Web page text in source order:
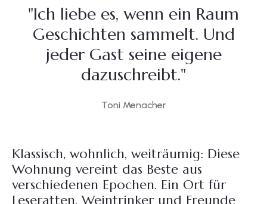
"Ich liebe es, wenn ein Raum
Geschichten sammelt. Und
jeder Gast seine eigene
dazuschreibt."
Toni Menacher
Klassisch, wohnlich, weiträumig: Diese
Wohnung vereint das Beste aus
verschiedenen Epochen. Ein Ort für
Leseratten, Weintrinker und Freunde